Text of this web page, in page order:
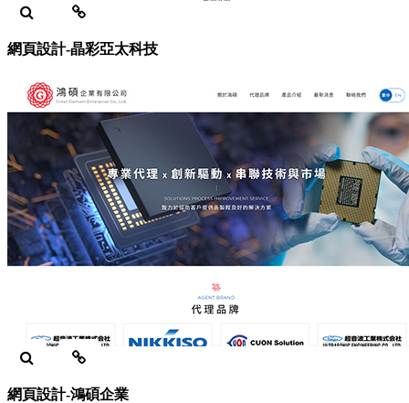
網頁設計-晶彩亞太科技
網頁設計-鴻碩企業